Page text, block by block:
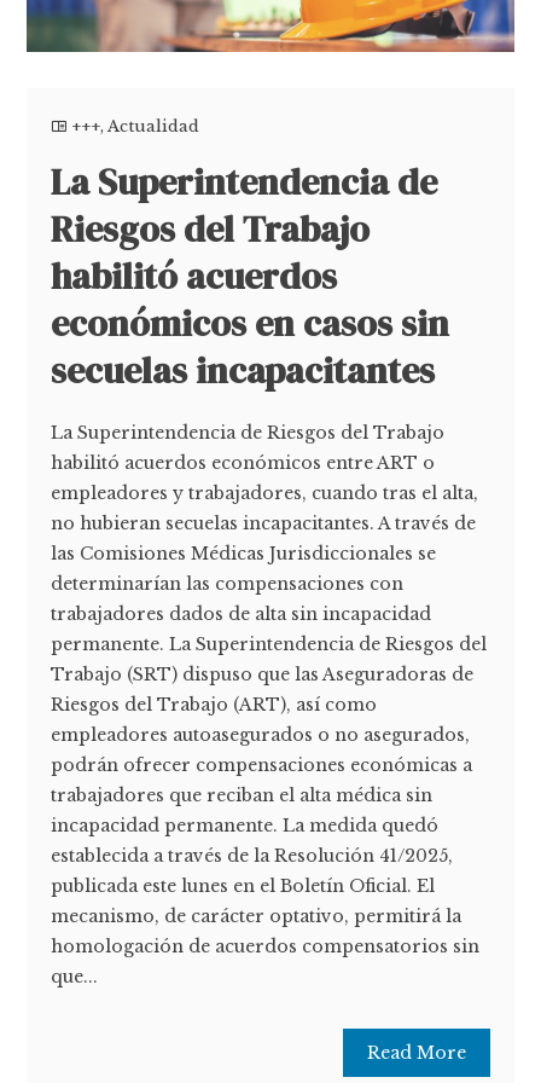
+++,Actualidad
La Superintendencia de
Riesgos del Trabajo
habilitó acuerdos
económicos en casos sin
secuelas incapacitantes
La Superintendencia de Riesgos del Trabajo
habilitó acuerdos económicos entre ART o
empleadores y trabajadores, cuando tras el alta,
no hubieran secuelas incapacitantes. A través de
las Comisiones Médicas Jurisdiccionales se
determinarían las compensaciones con
trabajadores dados de alta sin incapacidad
permanente. La Superintendencia de Riesgos del
Trabajo (SRT) dispuso que las Aseguradoras de
Riesgos del Trabajo (ART), así como
empleadores autoasegurados o no asegurados,
podrán ofrecer compensaciones económicas a
trabajadores que reciban el alta médica sin
incapacidad permanente. La medida quedó
establecida a través de la Resolución 41/2025,
publicada este lunes en el Boletín Oficial. El
mecanismo, de carácter optativo, permitirá la
homologación de acuerdos compensatorios sin
que...
Read More